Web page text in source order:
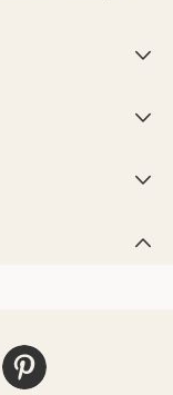



